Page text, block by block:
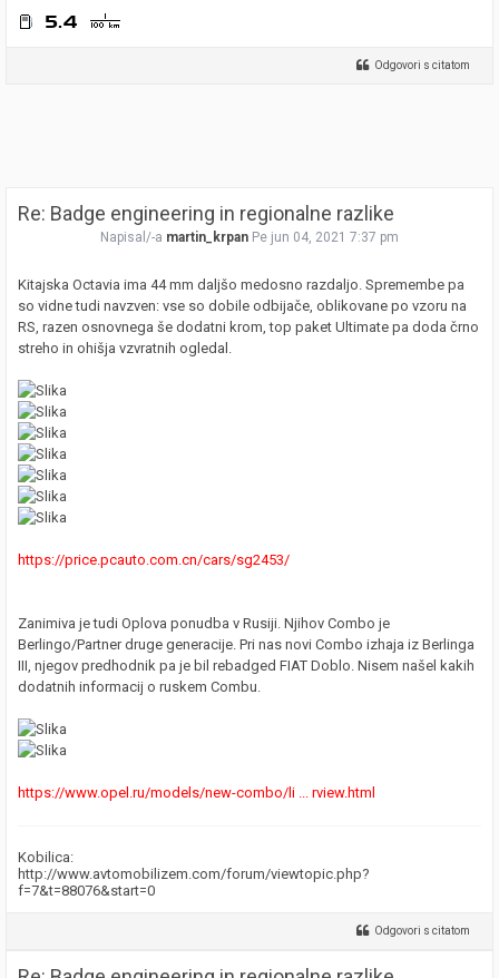
Odgovori s citatom
Re: Badge engineering in regionalne razlike
Napisal/-a martin_krpan Pe jun 04, 2021 7:37 pm
Kitajska Octavia ima 44 mm daljšo medosno razdaljo. Spremembe pa
so vidne tudi navzven: vse so dobile odbijače, oblikovane po vzoru na
RS, razen osnovnega še dodatni krom, top paket Ultimate pa doda črno
streho in ohišja vzvratnih ogledal.
https://price.pcauto.com.cn/cars/sg2453/
Zanimiva je tudi Oplova ponudba v Rusiji. Njihov Combo je
Berlingo/Partner druge generacije. Pri nas novi Combo izhaja iz Berlinga
III, njegov predhodnik pa je bil rebadged FIAT Doblo. Nisem našel kakih
dodatnih informacij o ruskem Combu.
https://www.opel.ru/models/new-combo/li ... rview.html
Kobilica:
http://www.avtomobilizem.com/forum/viewtopic.php?
f=7&t=88076&start=0
Odgovori s citatom